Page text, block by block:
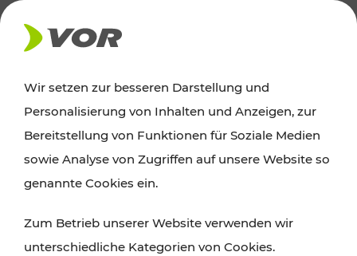
AKTUELLES
Ausflugstipps
Wien, Niederösterreich und das Burgenland
Wanderungen, Kultur und Gastronomie,
Radtouren oder purer Naturgenuss – viele
Wir setzen zur besseren Darstellung und
Personalisierung von Inhalten und Anzeigen, zur
Bereitstellung von Funktionen für Soziale Medien
sowie Analyse von Zugriffen auf unsere Website so
genannte Cookies ein.
Zum Betrieb unserer Website verwenden wir
unterschiedliche Kategorien von Cookies.